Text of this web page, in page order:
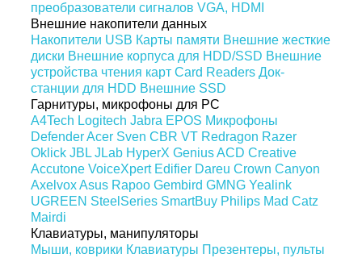
преобразователи сигналов VGA, HDMI
Внешние накопители данных
Накопители USB Карты памяти Внешние жесткие
диски Внешние корпуса для HDD/SSD Внешние
устройства чтения карт Card Readers Док-
станции для HDD Внешние SSD
Гарнитуры, микрофоны для PC
A4Tech Logitech Jabra EPOS Микрофоны
DefenderAcer Sven CBR VT Redragon Razer
Oklick JBL JLab HyperX GeniusACD Creative
Accutone VoiceXpert Edifier Dareu Crown Canyon
AxelvoxAsus Rapoo Gembird GMNG Yealink
UGREEN SteelSeries SmartBuy Philips Mad Catz
Mairdi
Клавиатуры, манипуляторы
Мыши, коврики Клавиатуры Презентеры, пульты